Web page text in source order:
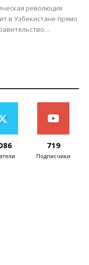
(НАК).
будет создано на
и
революция
в Узбекистане прямо
719
Подписчики